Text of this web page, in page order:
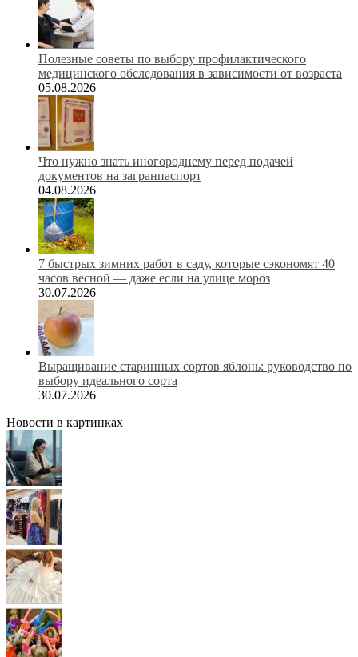
Полезные советы по выбору профилактического
медицинского обследования в зависимости от возраста
05.08.2026
Что нужно знать иногороднему перед подачей
документов на загранпаспорт
04.08.2026
7 быстрых зимних работ в саду, которые сэкономят 40
часов весной — даже если на улице мороз
30.07.2026
Выращивание старинных сортов яблонь: руководство по
выбору идеального сорта
30.07.2026
Новости в картинках